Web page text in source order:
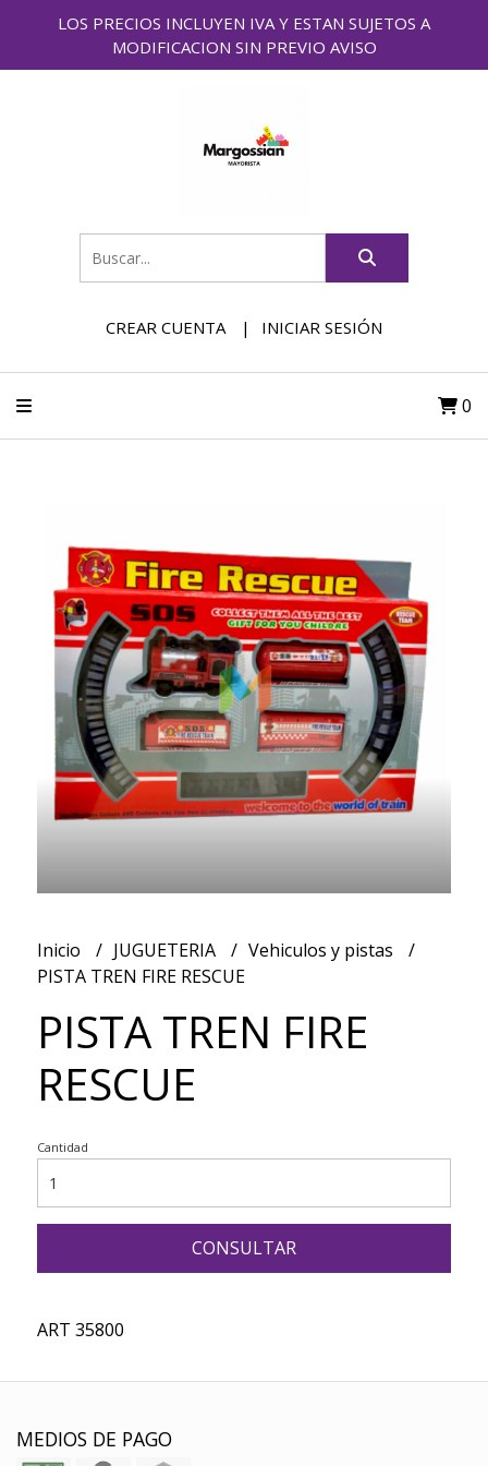
LOS PRECIOS INCLUYEN IVA Y ESTAN SUJETOS A
MODIFICACION SIN PREVIO AVISO
CREAR CUENTA INICIAR SESIÓN
0
Inicio JUGUETERIA
Vehiculos y pistas
PISTA TREN FIRE RESCUE
PISTA TREN FIRE
RESCUE
Cantidad
CONSULTAR
ART 35800
MEDIOS DE PAGO